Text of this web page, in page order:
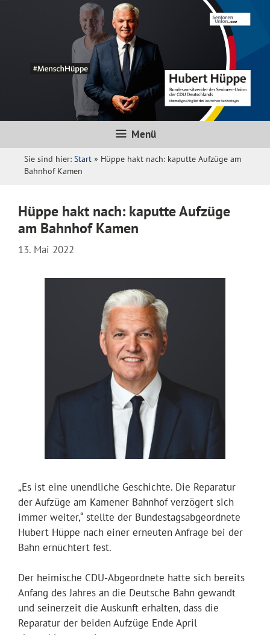
Menü
Sie sind hier: Start » Hüppe hakt nach: kaputte Aufzüge am
Bahnhof Kamen
Hüppe hakt nach: kaputte Aufzüge
am Bahnhof Kamen
13. Mai 2022
„Es ist eine unendliche Geschichte. Die Reparatur
der Aufzüge am Kamener Bahnhof verzögert sich
immer weiter,“ stellte der Bundestagsabgeordnete
Hubert Hüppe nach einer erneuten Anfrage bei der
Bahn ernüchtert fest.
Der heimische CDU-Abgeordnete hatte sich bereits
Anfang des Jahres an die Deutsche Bahn gewandt
und seinerzeit die Auskunft erhalten, dass die
Reparatur der beiden Aufzüge Ende April